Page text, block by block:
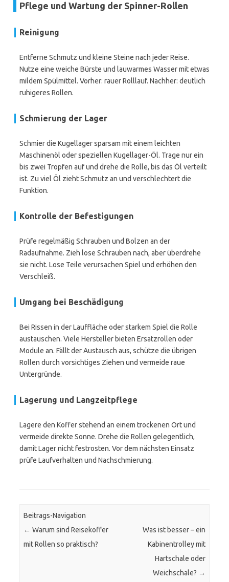
Pflege und Wartung der Spinner-Rollen
Reinigung
Entferne Schmutz und kleine Steine nach jeder Reise.
Nutze eine weiche Bürste und lauwarmes Wasser mit etwas
mildem Spülmittel. Vorher: rauer Rolllauf. Nachher: deutlich
ruhigeres Rollen.
Schmierung der Lager
Schmier die Kugellager sparsam mit einem leichten
Maschinenöl oder speziellen Kugellager-Öl. Trage nur ein
bis zwei Tropfen auf und drehe die Rolle, bis das Öl verteilt
ist. Zu viel Öl zieht Schmutz an und verschlechtert die
Funktion.
Kontrolle der Befestigungen
Prüfe regelmäßig Schrauben und Bolzen an der
Radaufnahme. Zieh lose Schrauben nach, aber überdrehe
sie nicht. Lose Teile verursachen Spiel und erhöhen den
Verschleiß.
Umgang bei Beschädigung
Bei Rissen in der Lauffläche oder starkem Spiel die Rolle
austauschen. Viele Hersteller bieten Ersatzrollen oder
Module an. Fällt der Austausch aus, schütze die übrigen
Rollen durch vorsichtiges Ziehen und vermeide raue
Untergründe.
Lagerung und Langzeitpflege
Lagere den Koffer stehend an einem trockenen Ort und
vermeide direkte Sonne. Drehe die Rollen gelegentlich,
damit Lager nicht festrosten. Vor dem nächsten Einsatz
prüfe Laufverhalten und Nachschmierung.
Beitrags-Navigation
← Warum sind Reisekoffer
mit Rollen so praktisch?
Was ist besser – ein
Kabinentrolley mit
Hartschale oder
Weichschale? →